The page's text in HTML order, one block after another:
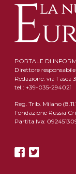
PORTALE DI
Direttore
Redazione: via Tasca
tel.: +39-035-294021
Reg. Trib. Milano
Fondazione Russia
Partita Iva: